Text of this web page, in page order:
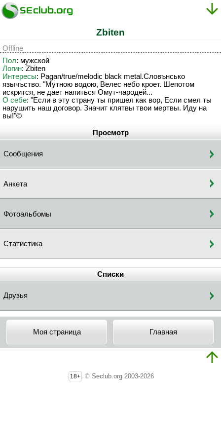
Zbiten
Offline
Пол: мужской
Логин: Zbiten
Интересы: Pagan/true/melodic black metal.Словънсько
язычъство. "Мутною водою, Велес небо кроет. Шепотом
искрится, не дает напиться Омут-чародей...
О себе: "Если в эту страну ты пришел как вор, Если смел ты
нарушить наш договор. Значит клятвы твои мертвы. Иду на
вы!"©
Просмотр
Сообщения
Анкета
Фотоальбомы
Статистика
Списки
Друзья
Моя страница Главная
18+ © Seclub.org 2003-2026